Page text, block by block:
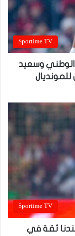
Sportime TV
الوطني وسعيد
Sportime TV
ثقة في